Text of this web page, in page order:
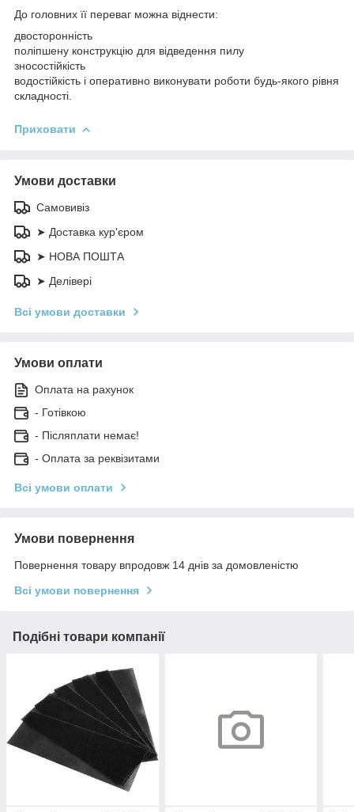
До головних її переваг можна віднести:
двосторонність
поліпшену конструкцію для відведення пилу
зносостійкість
водостійкість і оперативно виконувати роботи будь-якого рівня
складності.
Приховати
Умови доставки
Самовивіз
➤ Доставка кур'єром
➤ НОВА ПОШТА
➤ Делівері
Всі умови доставки
Умови оплати
Оплата на рахунок
- Готівкою
- Післяплати немає!
- Оплата за реквізитами
Всі умови оплати
Умови повернення
Повернення товару впродовж 14 днів за домовленістю
Всі умови повернення
Подібні товари компанії